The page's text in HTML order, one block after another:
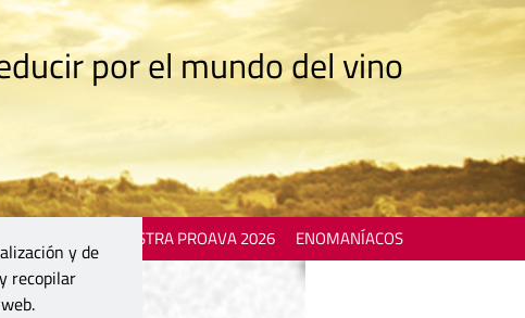
por el mundo del vino
MOSTRA PROAVA 2026 ENOMANÍACOS
y de
recopilar